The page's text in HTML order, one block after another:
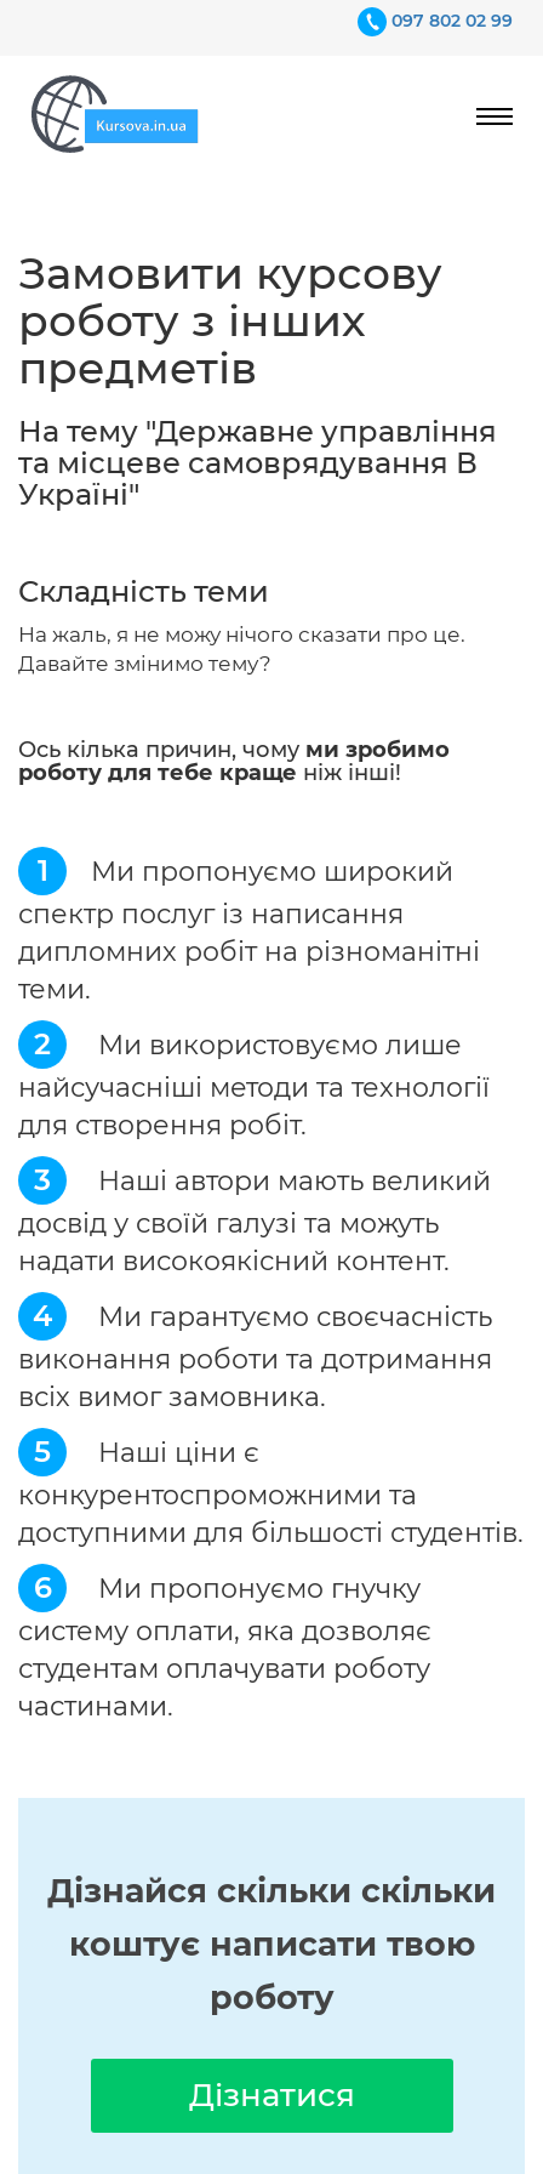
097 802 02 99
Замовити курсову
роботу з інших
предметів
На тему "Державне управління
та місцеве самоврядування В
Україні"
Складність теми
На жаль, я не можу нічого сказати про це.
Давайте змінимо тему?
Ось кілька причин, чому ми зробимо
роботу для тебе краще ніж інші!
1
Ми пропонуємо широкий
спектр послуг із написання
дипломних робіт на різноманітні
теми.
2
Ми використовуємо лише
найсучасніші методи та технології
для створення робіт.
3
Наші автори мають великий
досвід у своїй галузі та можуть
надати високоякісний контент.
4
Ми гарантуємо своєчасність
виконання роботи та дотримання
всіх вимог замовника.
5
Наші ціни є
конкурентоспроможними та
доступними для більшості студентів.
6
Ми пропонуємо гнучку
систему оплати, яка дозволяє
студентам оплачувати роботу
частинами.
Дізнайся скільки скільки
коштує написати твою
роботу
Дізнатися
Гарантії
Відгуки
Контакти
Головна
Умови